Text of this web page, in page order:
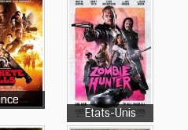
Etats-Unis